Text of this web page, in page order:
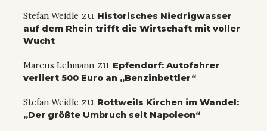
Stefan Weidle zu Historisches Niedrigwasser
auf dem Rhein trifft die Wirtschaft mit voller
Wucht
Marcus Lehmann zu Epfendorf: Autofahrer
verliert 500 Euro an „Benzinbettler“
Stefan Weidle zu Rottweils Kirchen im Wandel:
„Der größte Umbruch seit Napoleon“